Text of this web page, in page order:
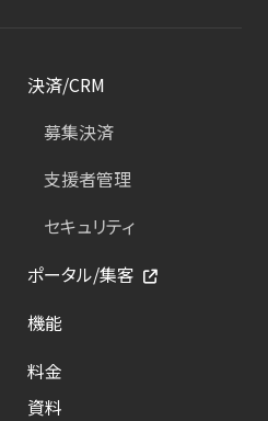
決済/CRM
募集決済
支援者管理
セキュリティ
ポータル/集客
機能
料金
資料